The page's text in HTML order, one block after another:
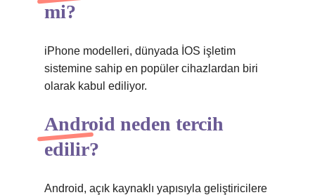
mi?
iPhone modelleri, dünyada İOS işletim
sistemine sahip en popüler cihazlardan biri
olarak kabul ediliyor.
Android neden tercih
edilir?
Android, açık kaynaklı yapısıyla geliştiricilere